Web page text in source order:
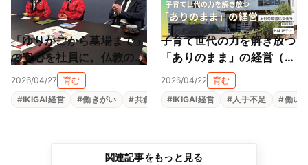
「ゆりかごから墓場まで」
の安心を社員に。仏教の教
えと親心が育む「共にあ
る」経営（尾張陸運株式会
社）
2026/04/27
育む
#IKIGAI経営 #働きがい #共創 #生きがい 福利厚生 組織改革
子育て世代の力を解き放つ
「ありのまま」の経営（上
村陶磁器株式会社）
2026/04/22 育む
#IKIGAI経営 # 人手不足 #働い
関連記事をもっと見る